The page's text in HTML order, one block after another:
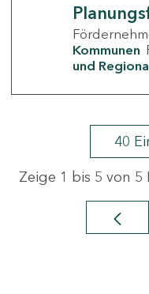
Kommunen
und
40
Zeige 1 bis 5 von 5